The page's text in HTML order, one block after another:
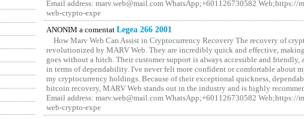
Email address: marv.web@mail.com WhatsApp;+601126730582 Web;https://
web-crypto-expe
ANONIM a comentat Legea 266 2001
How Marv Web Can Assist in Cryptocurrency Recovery The recovery of
revolutionized by MARV Web. They are incredibly quick and effective,
goes without a hitch. Their customer support is always accessible and friendly,
in terms of dependability. I've never felt more confident or comfortable about
my cryptocurrency holdings. Because of their exceptional quickness,
bitcoin recovery, MARV Web stands out in the industry and is highly
Email address: marv.web@mail.com WhatsApp;+601126730582 Web;https://
web-crypto-expe